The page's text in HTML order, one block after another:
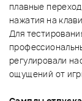
плавные
нажатия на
Для
регулировали
ощущений от